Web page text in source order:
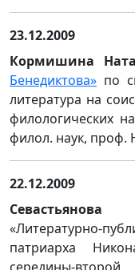
23.12.2009
Кормишина
Бенедиктова» по
литература на
филологических
филол. наук, проф.
22.12.2009
«Литературно-
патриарха